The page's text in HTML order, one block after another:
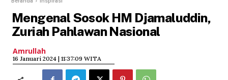
Mengenal Sosok HM Djamaluddin,
Zuriah Pahlawan Nasional
Amrullah
​16 Januari 2024 | 11:37:09 WITA